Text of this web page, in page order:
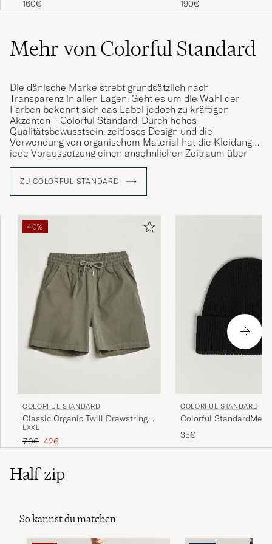
160€
190€
Mehr von Colorful Standard
Die dänische Marke strebt grundsätzlich nach
Transparenz in allen Lagen. Geht es um die Wahl der
Farben bekennt sich das Label jedoch zu kräftigen
Akzenten – Colorful Standard. Durch hohes
Qualitätsbewusstsein, zeitloses Design und die
Verwendung von organischem Material hat die Kleidung
jede Voraussetzung einen ansehnlichen Zeitraum über
Verwendung zu finden. Die gesamte Produktion erfolgt in
Die im Jahr 2017 gegründete Marke entführt uns auf eine
präsentiert eine Farbpalette, die auf kräftige Akzente und
natürliche Erdtöne setzt.
ZU COLORFUL STANDARD
40%
COLORFUL STANDARD
Classic Organic Twill Drawstring
Shorts Dusty Olive
LXXL
Regulärer Preis
70€ Reduzierter Preis
42€
COLORFUL STANDARD
Colorful
BeanieDeep Black
35€
Half-zip
So kannst du matchen